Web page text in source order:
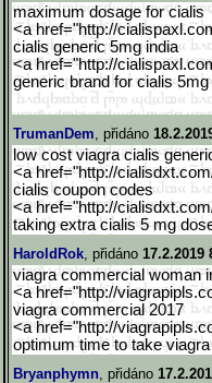
maximum dosage for cialis
<a href="http://
cialis generic 5mg india
<a href="http://
generic brand for cialis
TrumanDem, přidáno
low cost viagra cialis
<a href="http://
cialis coupon codes
<a href="http://
taking extra cialis 5 mg
HaroldRok, přidáno 17.2.2019
viagra commercial woman
<a href="http://
viagra commercial 2017
<a href="http://
optimum time to take viagra
Bryanphymn, přidáno